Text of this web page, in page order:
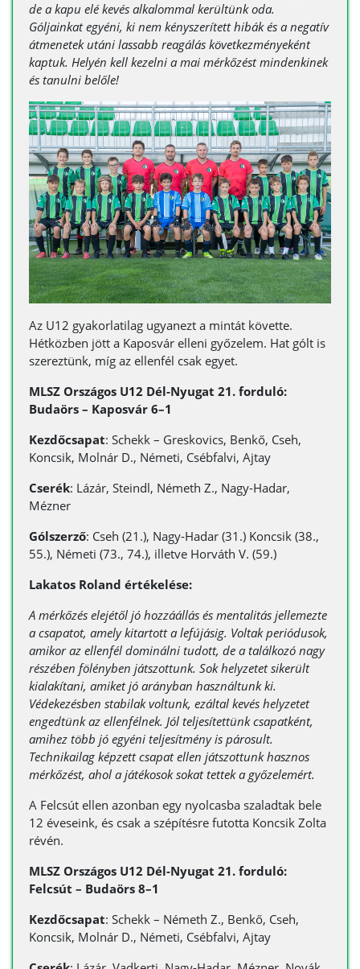
de a kapu elé kevés alkalommal kerültünk oda.
Góljainkat egyéni, ki nem kényszerített hibák és a negatív
átmenetek utáni lassabb reagálás következményeként
kaptuk. Helyén kell kezelni a mai mérkőzést mindenkinek
és tanulni belőle!
Az U12 gyakorlatilag ugyanezt a mintát követte.
Hétközben jött a Kaposvár elleni győzelem. Hat gólt is
szereztünk, míg az ellenfél csak egyet.
MLSZ Országos U12 Dél-Nyugat 21. forduló:
Budaörs – Kaposvár 6–1
Kezdőcsapat: Schekk – Greskovics, Benkő, Cseh,
Koncsik, Molnár D., Németi, Csébfalvi, Ajtay
Cserék: Lázár, Steindl, Németh Z., Nagy-Hadar,
Mézner
Gólszerző: Cseh (21.), Nagy-Hadar (31.) Koncsik (38.,
55.), Németi (73., 74.), illetve Horváth V. (59.)
Lakatos Roland értékelése:
A mérkőzés elejétől jó hozzáállás és mentalitás jellemezte
a csapatot, amely kitartott a lefújásig. Voltak periódusok,
amikor az ellenfél dominálni tudott, de a találkozó nagy
részében fölényben játszottunk. Sok helyzetet sikerült
kialakítani, amiket jó arányban használtunk ki.
Védekezésben stabilak voltunk, ezáltal kevés helyzetet
engedtünk az ellenfélnek. Jól teljesítettünk csapatként,
amihez több jó egyéni teljesítmény is párosult.
Technikailag képzett csapat ellen játszottunk hasznos
mérkőzést, ahol a játékosok sokat tettek a győzelemért.
A Felcsút ellen azonban egy nyolcasba szaladtak bele
12 éveseink, és csak a szépítésre futotta Koncsik Zolta
révén.
MLSZ Országos U12 Dél-Nyugat 21. forduló:
Felcsút – Budaörs 8–1
Kezdőcsapat: Schekk – Németh Z., Benkő, Cseh,
Koncsik, Molnár D., Németi, Csébfalvi, Ajtay